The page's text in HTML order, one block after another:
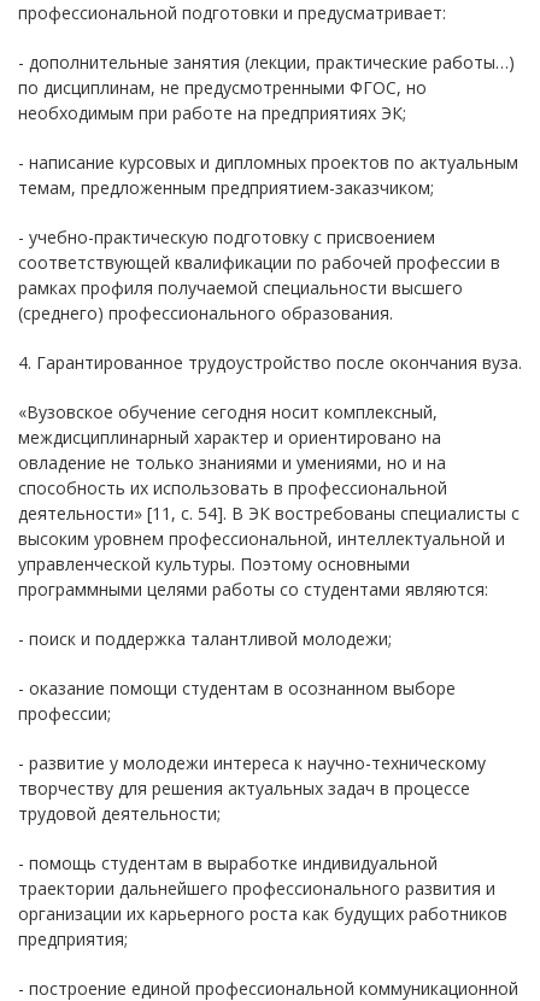
профессиональной подготовки и предусматривает:
- дополнительные занятия (лекции, практические работы…)
по дисциплинам, не предусмотренными ФГОС, но
необходимым при работе на предприятиях ЭК;
- написание курсовых и дипломных проектов по актуальным
темам, предложенным предприятием-заказчиком;
- учебно-практическую подготовку с присвоением
соответствующей квалификации по рабочей профессии в
рамках профиля получаемой специальности высшего
(среднего) профессионального образования.
4. Гарантированное трудоустройство после окончания вуза.
«Вузовское обучение сегодня носит комплексный,
междисциплинарный характер и ориентировано на
овладение не только знаниями и умениями, но и на
способность их использовать в профессиональной
деятельности» [11, с. 54]. В ЭК востребованы специалисты с
высоким уровнем профессиональной, интеллектуальной и
управленческой культуры. Поэтому основными
программными целями работы со студентами являются:
- поиск и поддержка талантливой молодежи;
- оказание помощи студентам в осознанном выборе
профессии;
- развитие у молодежи интереса к научно-техническому
творчеству для решения актуальных задач в процессе
трудовой деятельности;
- помощь студентам в выработке индивидуальной
траектории дальнейшего профессионального развития и
организации их карьерного роста как будущих работников
предприятия;
- построение единой профессиональной коммуникационной